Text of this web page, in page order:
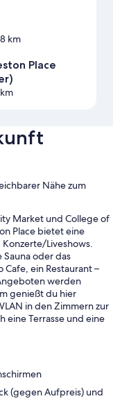
km
Place
Nähe zum
Market und College of
Place bietet eine
Liveshows.
oder das
ein Restaurant –
werden
genießt du hier
in den Zimmern zur
eine Terrasse und eine
(gegen Aufpreis) und